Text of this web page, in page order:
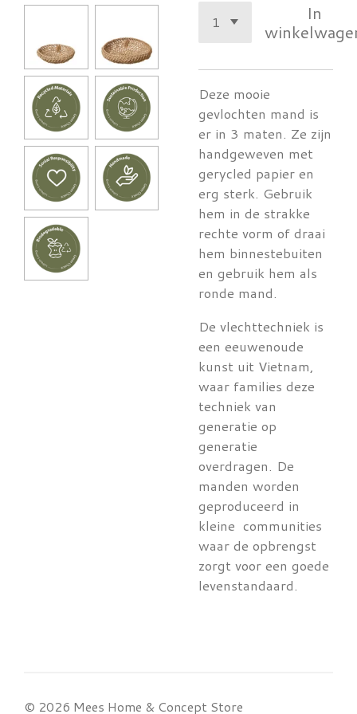
In
Deze mooie
gevlochten mand is
er in 3 maten. Ze zijn
handgeweven met
gerycled papier en
erg sterk. Gebruik
hem in de strakke
rechte vorm of draai
hem binnestebuiten
en gebruik hem als
ronde mand.
De vlechttechniek is
een eeuwenoude
kunst uit Vietnam,
waar families deze
techniek van
generatie op
generatie
overdragen. De
manden worden
geproduceerd in
kleine communities
waar de opbrengst
zorgt voor een goede
levenstandaard.
© 2026 Mees Home & Concept Store